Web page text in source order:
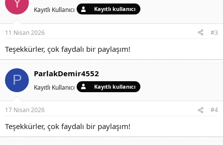
Kayıtlı Kullanıcı Kayıtlı kullanıcı
11 Nisan 2026 #3
Teşekkürler, çok faydalı bir paylaşım!
P ParlakDemir4552
Kayıtlı Kullanıcı Kayıtlı kullanıcı
17 Nisan 2026 #4
Teşekkürler, çok faydalı bir paylaşım!